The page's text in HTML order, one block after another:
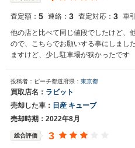
査定額： 5 連絡： 3 査定対応： 3 車
他の店と比べて同じ値段でしたけど、
ので、こちらでお願いする事にしまし
ますけど、少し駐車場が狭かったです
投稿者：ピーチ都道府県： 東京都
買取店名： ラビット
売却した車： 日産 キューブ
売却時期：2022年8月
総合評価 3